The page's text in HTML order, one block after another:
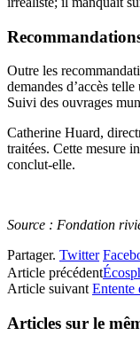
Outre les
demandes d’accès
Suivi des ouvrages
Catherine Huard,
traitées. Cette mesure
conclut-elle.
Source : Fondation
Partager. Twitter
Article précédent
Article suivantEntente
Articles sur le